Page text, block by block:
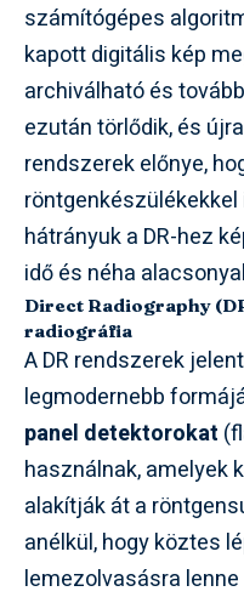
számítógépes
kapott digitális kép
archiválható és
ezután törlődik, és
rendszerek előnye,
hátrányuk a DR-hez
idő és néha
Direct Radiography
radiográfia
A DR rendszerek
legmodernebb
panel detektorokat
használnak, amelyek
alakítják át a
anélkül, hogy köztes
lemezolvasásra